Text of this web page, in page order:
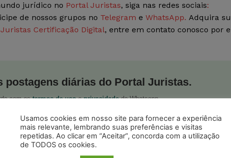
jurídico no Portal Juristas, siga nas redes sociais:
de nossos grupos no Telegram e WhatsApp. Adquira
Juristas Certificação Digital, entre em contato conosco por
postagens diárias do Portal Juristas.
com ostermos de usoeprivacidadedo Whatsapp.
Usamos cookies em nosso site para fornecer a experiência
mais relevante, lembrando suas preferências e visitas
repetidas. Ao clicar em “Aceitar”, concorda com a utilização
de TODOS os cookies.